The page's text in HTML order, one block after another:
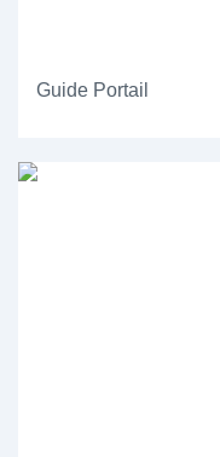
Guide Portail